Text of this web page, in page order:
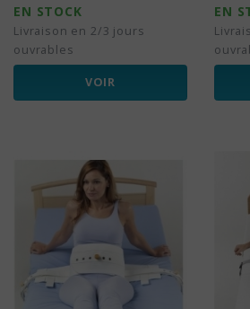
EN STOCK
Livraison en 2/3 jours
ouvrables
VOIR
EN